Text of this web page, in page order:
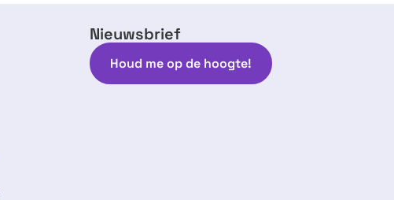
Nieuwsbrief
Houd me op de hoogte!